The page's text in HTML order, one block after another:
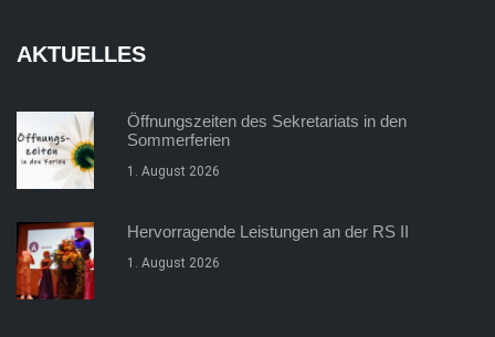
AKTUELLES
Öffnungszeiten des Sekretariats in den
Sommerferien
1. August 2026
Hervorragende Leistungen an der RS II
1. August 2026